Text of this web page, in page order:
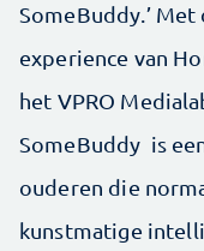
SomeBuddy.’
experience van
het VPRO
SomeBuddy is
ouderen die
kunstmatige